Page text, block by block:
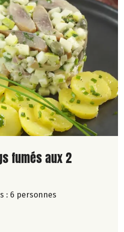
fumés aux 2
: 6 personnes